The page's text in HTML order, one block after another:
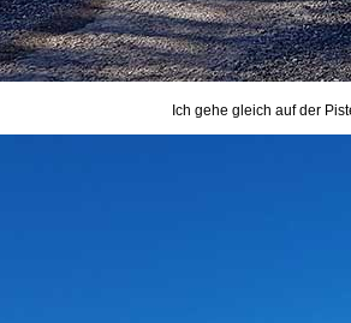
Ich gehe gleich auf der